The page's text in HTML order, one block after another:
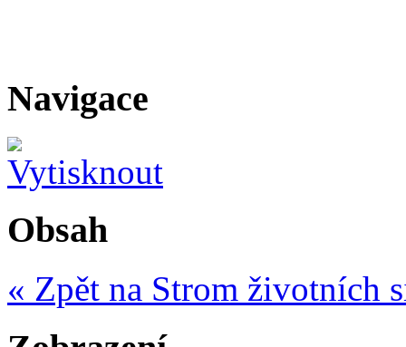
Navigace
Obsah
« Zpět na Strom životních